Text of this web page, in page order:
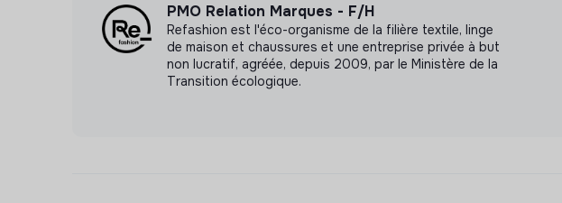
PMO Relation Marques - F/H
Refashion est l'éco-organisme de la filière textile, linge
de maison et chaussures et une entreprise privée à but
non lucratif, agréée, depuis 2009, par le Ministère de la
Transition écologique.